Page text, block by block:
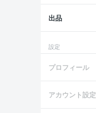
出品
設定
プロフィール
アカウント設定